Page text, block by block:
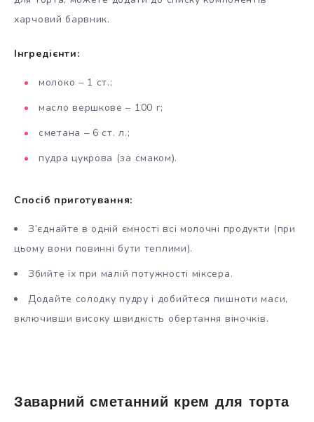
харчовий барвник.
Інгредієнти:
молоко – 1 ст.;
масло вершкове – 100 г;
сметана – 6 ст. л.;
пудра цукрова (за смаком).
Спосіб приготування:
З’єднайте в одній ємності всі молочні продукти (при
цьому вони повинні бути теплими).
Збийте їх при малій потужності міксера.
Додайте солодку пудру і добийтеся пишноти маси,
включивши високу швидкість обертання віночків.
Заварний сметанний крем для торта